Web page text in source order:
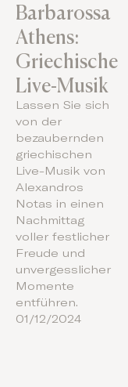
Barbarossa
Athens:
Griechische
Live-Musik
Lassen Sie sich
von der
bezaubernden
griechischen
Live-Musik von
Alexandros
Notas in einen
Nachmittag
voller festlicher
Freude und
unvergesslicher
Momente
entführen.
01/12/2024